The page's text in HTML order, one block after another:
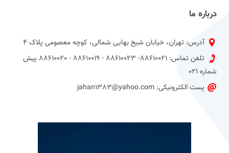
درباره ما
آدرس: تهران، خیابان شیخ بهایی شمالی، کوچه معصومی پلاک 4
تلفن تماس: 88610021- 88610023 - 88610019 - 88610020 پیش
شماره 021
پست الکترونیکی: jahan1383@yahoo.com